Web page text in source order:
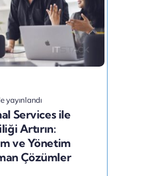
yayınlandı
Services ile
Artırın:
ve Yönetim
Çözümler